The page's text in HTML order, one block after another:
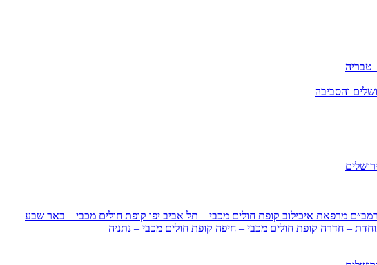
טבריה
והסביבה
מרפאת איכילוב קופת חולים מכבי – תל אביב יפו קופת חולים מכבי – באר שבע
– חדרה קופת חולים מכבי – חיפה קופת חולים מכבי – נתניה